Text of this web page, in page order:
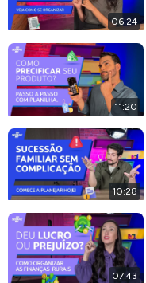
06:24
11:20
10:28
07:43